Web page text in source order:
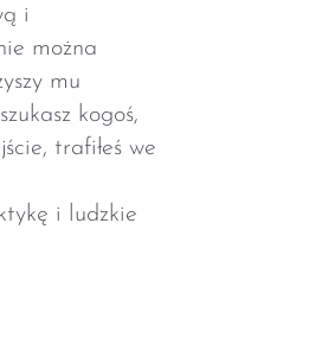
i
można
mu
kogoś,
trafiłeś we
i ludzkie